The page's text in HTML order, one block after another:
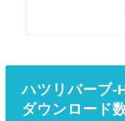
ハツリバーブ-
ダウンロード